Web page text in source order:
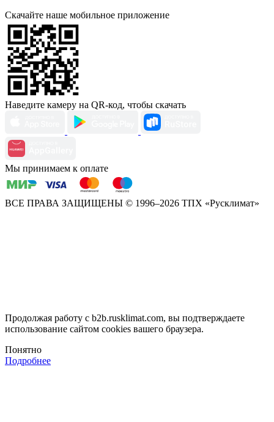
Скачайте наше мобильное приложение
Наведите камеру на QR-код, чтобы скачать
Мы принимаем к оплате
ВСЕ ПРАВА ЗАЩИЩЕНЫ © 1996–2026 ТПХ «Русклимат»
Продолжая работу с b2b.rusklimat.com, вы подтверждаете
использование сайтом cookies вашего браузера.
Понятно
Подробнее